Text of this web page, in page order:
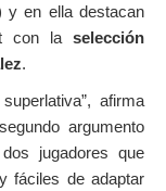
y en ella destacan
con la selección
.
afirma
argumento
jugadores que
fáciles de adaptar